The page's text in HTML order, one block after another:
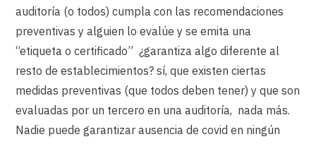
auditoría (o todos) cumpla con las recomendaciones
preventivas y alguien lo evalúe y se emita una
“etiqueta o certificado” ¿garantiza algo diferente al
resto de establecimientos? sí, que existen ciertas
medidas preventivas (que todos deben tener) y que son
evaluadas por un tercero en una auditoría, nada más.
Nadie puede garantizar ausencia de covid en ningún